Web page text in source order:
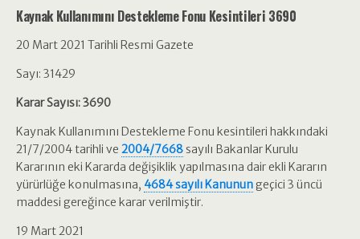
Kaynak Kullanımını Destekleme Fonu Kesintileri 3690
20 Mart 2021 Tarihli Resmi Gazete
Sayı: 31429
Karar Sayısı: 3690
Kaynak Kullanımını Destekleme Fonu kesintileri hakkındaki
21/7/2004 tarihli ve 2004/7668 sayılı Bakanlar Kurulu
Kararının eki Kararda değişiklik yapılmasına dair ekli Kararın
yürürlüğe konulmasına, 4684 sayılı Kanunungeçici 3 üncü
maddesi gereğince karar verilmiştir.
19 Mart 2021